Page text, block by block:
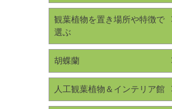
観葉植物を置き場所や特徴で
選ぶ
胡蝶蘭
人工観葉植物＆インテリア館